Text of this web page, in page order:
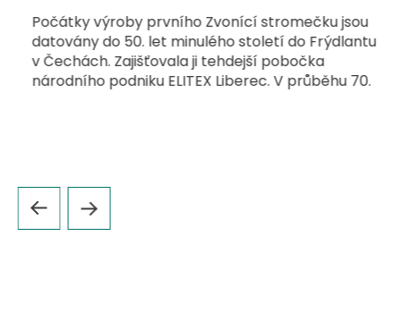
Počátky výroby prvního Zvonící stromečku jsou
datovány do 50. let minulého století do Frýdlantu
v Čechách. Zajišťovala ji tehdejší pobočka
národního podniku ELITEX Liberec. V průběhu 70.
Turčianských Teplic do roku 1989.